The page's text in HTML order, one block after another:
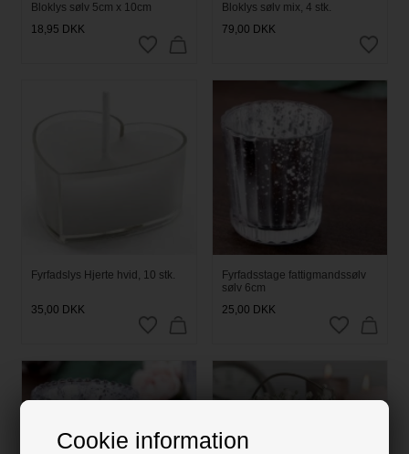
Cookie information
Bloklys sølv 5cm x 10cm
18,95 DKK
Bloklys sølv mix, 4 stk.
79,00 DKK
Fyrfadslys Hjerte hvid, 10 stk.
35,00 DKK
Fyrfadsstage fattigmandssølv
sølv 6cm
25,00 DKK